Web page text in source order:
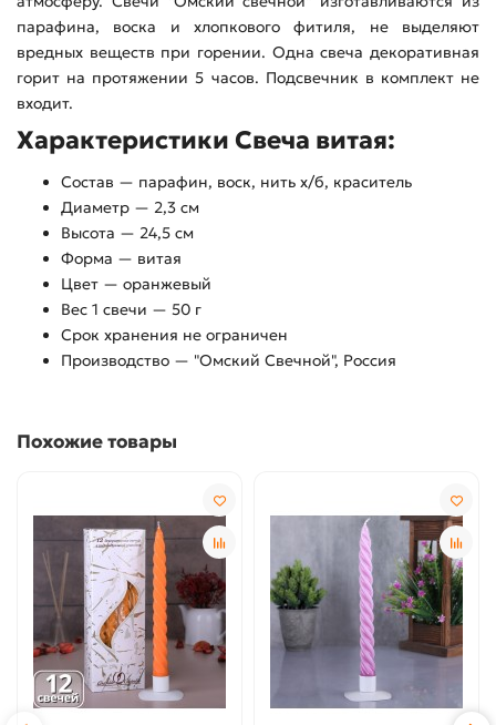
парафина, воска и хлопкового фитиля, не выделяют
вредных веществ при горении. Одна свеча декоративная
горит на протяжении 5 часов. Подсвечник в комплект не
входит.
Характеристики Свеча витая:
Состав — парафин, воск, нить х/б, краситель
Диаметр — 2,3 см
Высота — 24,5 см
Форма — витая
Цвет — оранжевый
Вес 1 свечи — 50 г
Срок хранения не ограничен
Производство — "Омский Свечной", Россия
Похожие товары